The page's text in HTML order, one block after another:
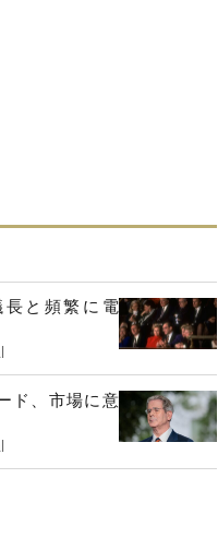
長と頻繁に電
ド、市場に意